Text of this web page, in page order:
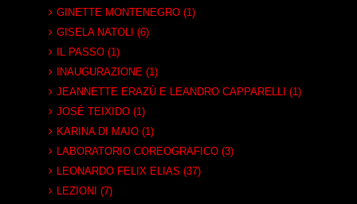
GINETTE MONTENEGRO (1)
GISELA NATOLI (6)
IL PASSO (1)
INAUGURAZIONE (1)
JEANNETTE ERAZÚ E LEANDRO CAPPARELLI (1)
JOSÉ TEIXIDO (1)
KARINA DI MAIO (1)
LABORATORIO COREOGRAFICO (3)
LEONARDO FELIX ELIAS (37)
LEZIONI (7)